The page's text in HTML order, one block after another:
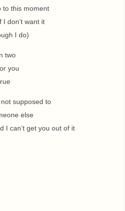
to this moment
don’t want it
I do)
two
you
supposed to
else
I can’t get you out of it